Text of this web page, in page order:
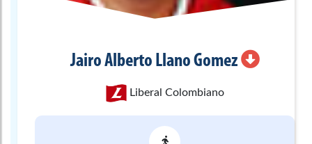
Jairo Alberto Llano Gomez
Liberal Colombiano